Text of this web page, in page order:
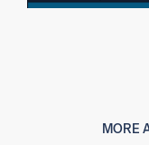
MORE